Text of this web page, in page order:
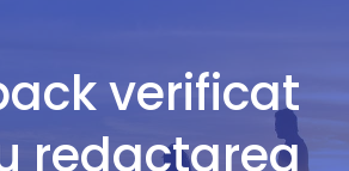
verificat
redactarea